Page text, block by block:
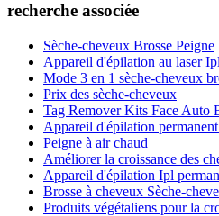
recherche associée
Sèche-cheveux Brosse Peigne
Appareil d'épilation au laser
Mode 3 en 1 sèche-cheveux
Prix ​​des sèche-cheveux
Tag Remover Kits Face Auto
Appareil d'épilation
Peigne à air chaud
Améliorer la croissance des
Appareil d'épilation Ipl
Brosse à cheveux Sèche-
Produits végétaliens pour la